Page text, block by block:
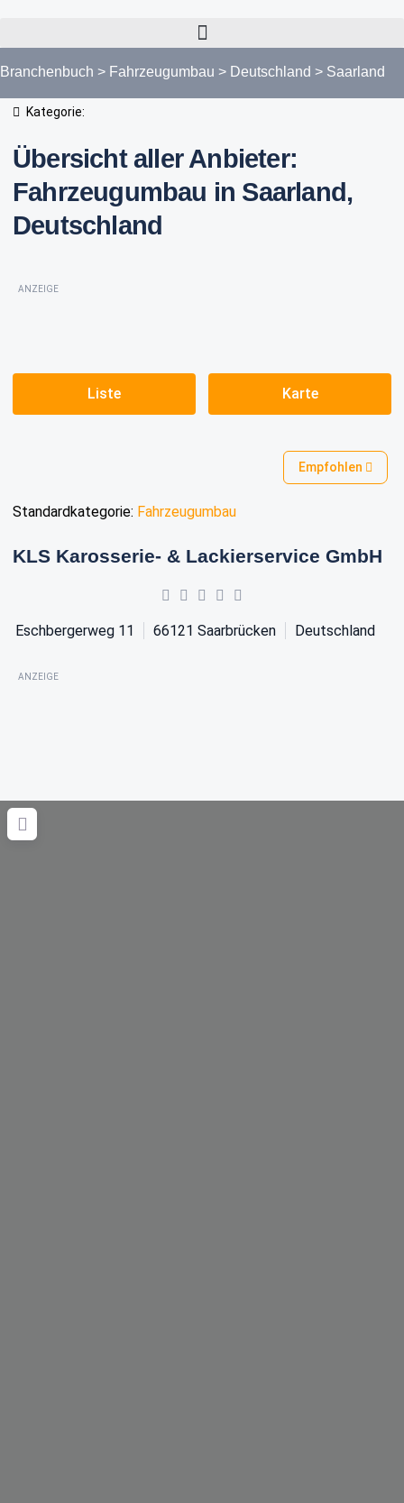
Branchenbuch > Fahrzeugumbau > Deutschland > Saarland
Kategorie:
Übersicht aller Anbieter:
Fahrzeugumbau in Saarland,
Deutschland
ANZEIGE
Liste Karte
Empfohlen
Standardkategorie: Fahrzeugumbau
KLS Karosserie- & Lackierservice GmbH
Eschbergerweg 11 66121 Saarbrücken Deutschland
ANZEIGE